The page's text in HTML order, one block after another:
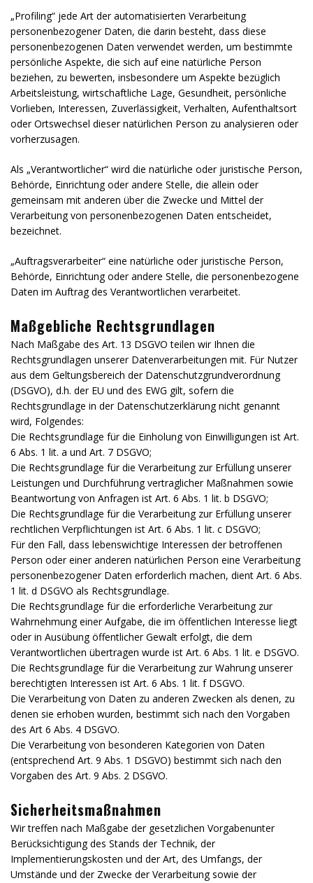
„Profiling“ jede Art der automatisierten Verarbeitung
personenbezogener Daten, die darin besteht, dass diese
personenbezogenen Daten verwendet werden, um bestimmte
persönliche Aspekte, die sich auf eine natürliche Person
beziehen, zu bewerten, insbesondere um Aspekte bezüglich
Arbeitsleistung, wirtschaftliche Lage, Gesundheit, persönliche
Vorlieben, Interessen, Zuverlässigkeit, Verhalten, Aufenthaltsort
oder Ortswechsel dieser natürlichen Person zu analysieren oder
vorherzusagen.
Als „Verantwortlicher“ wird die natürliche oder juristische Person,
Behörde, Einrichtung oder andere Stelle, die allein oder
gemeinsam mit anderen über die Zwecke und Mittel der
Verarbeitung von personenbezogenen Daten entscheidet,
bezeichnet.
„Auftragsverarbeiter“ eine natürliche oder juristische Person,
Behörde, Einrichtung oder andere Stelle, die personenbezogene
Daten im Auftrag des Verantwortlichen verarbeitet.
Maßgebliche Rechtsgrundlagen
Nach Maßgabe des Art. 13 DSGVO teilen wir Ihnen die
Rechtsgrundlagen unserer Datenverarbeitungen mit. Für Nutzer
aus dem Geltungsbereich der Datenschutzgrundverordnung
(DSGVO), d.h. der EU und des EWG gilt, sofern die
Rechtsgrundlage in der Datenschutzerklärung nicht genannt
wird, Folgendes:
Die Rechtsgrundlage für die Einholung von Einwilligungen ist Art.
6 Abs. 1 lit. a und Art. 7 DSGVO;
Die Rechtsgrundlage für die Verarbeitung zur Erfüllung unserer
Leistungen und Durchführung vertraglicher Maßnahmen sowie
Beantwortung von Anfragen ist Art. 6 Abs. 1 lit. b DSGVO;
Die Rechtsgrundlage für die Verarbeitung zur Erfüllung unserer
rechtlichen Verpflichtungen ist Art. 6 Abs. 1 lit. c DSGVO;
Für den Fall, dass lebenswichtige Interessen der betroffenen
Person oder einer anderen natürlichen Person eine Verarbeitung
personenbezogener Daten erforderlich machen, dient Art. 6 Abs.
1 lit. d DSGVO als Rechtsgrundlage.
Die Rechtsgrundlage für die erforderliche Verarbeitung zur
Wahrnehmung einer Aufgabe, die im öffentlichen Interesse liegt
oder in Ausübung öffentlicher Gewalt erfolgt, die dem
Verantwortlichen übertragen wurde ist Art. 6 Abs. 1 lit. e DSGVO.
Die Rechtsgrundlage für die Verarbeitung zur Wahrung unserer
berechtigten Interessen ist Art. 6 Abs. 1 lit. f DSGVO.
Die Verarbeitung von Daten zu anderen Zwecken als denen, zu
denen sie erhoben wurden, bestimmt sich nach den Vorgaben
des Art 6 Abs. 4 DSGVO.
Die Verarbeitung von besonderen Kategorien von Daten
(entsprechend Art. 9 Abs. 1 DSGVO) bestimmt sich nach den
Vorgaben des Art. 9 Abs. 2 DSGVO.
Sicherheitsmaßnahmen
Wir treffen nach Maßgabe der gesetzlichen Vorgabenunter
Berücksichtigung des Stands der Technik, der
Implementierungskosten und der Art, des Umfangs, der
Umstände und der Zwecke der Verarbeitung sowie der